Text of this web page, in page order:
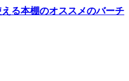
る本棚のオススメのバーチ